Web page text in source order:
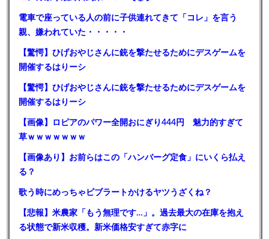
電車で座っている人の前に子供連れてきて「コレ」を言う
親、嫌われていた・・・・・
【驚愕】ひげおやじさんに銃を撃たせるためにデスゲームを
開催するはりーシ
【驚愕】ひげおやじさんに銃を撃たせるためにデスゲームを
開催するはりーシ
【画像】ロピアのパワー全開おにぎり444円 魅力的すぎて
草ｗｗｗｗｗｗｗ
【画像あり】お前らはこの「ハンバーグ定食」にいくら払え
る？
歌う時にめっちゃビブラートかけるヤツうざくね？
【悲報】米農家「もう無理です…」。過去最大の在庫を抱え
る状態で新米収穫。新米価格安すぎて赤字に